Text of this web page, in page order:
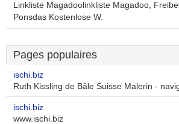
Linkliste Magadoolinkliste Magadoo,
Ponsdas Kostenlose W.
Pages populaires
ischi.biz
Ruth Kissling de Bâle Suisse Malerin -
ischi.biz
www.ischi.biz